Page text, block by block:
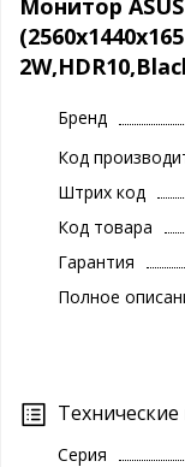
Монитор ASUS
Бренд
Код
Штрих код
Код товара
Гарантия
Полное
Серия